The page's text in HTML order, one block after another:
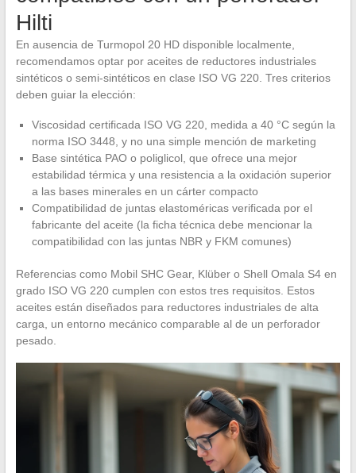
Hilti
En ausencia de Turmopol 20 HD disponible localmente,
recomendamos optar por aceites de reductores industriales
sintéticos o semi-sintéticos en clase ISO VG 220. Tres criterios
deben guiar la elección:
Viscosidad certificada ISO VG 220, medida a 40 °C según la
norma ISO 3448, y no una simple mención de marketing
Base sintética PAO o poliglicol, que ofrece una mejor
estabilidad térmica y una resistencia a la oxidación superior
a las bases minerales en un cárter compacto
Compatibilidad de juntas elastoméricas verificada por el
fabricante del aceite (la ficha técnica debe mencionar la
compatibilidad con las juntas NBR y FKM comunes)
Referencias como Mobil SHC Gear, Klüber o Shell Omala S4 en
grado ISO VG 220 cumplen con estos tres requisitos. Estos
aceites están diseñados para reductores industriales de alta
carga, un entorno mecánico comparable al de un perforador
pesado.